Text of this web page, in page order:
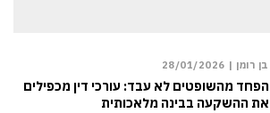
בן רומן | 28/01/2026
הפחד מהשופטים לא עבד: עורכי דין מכפילים
את ההשקעה בבינה מלאכותית